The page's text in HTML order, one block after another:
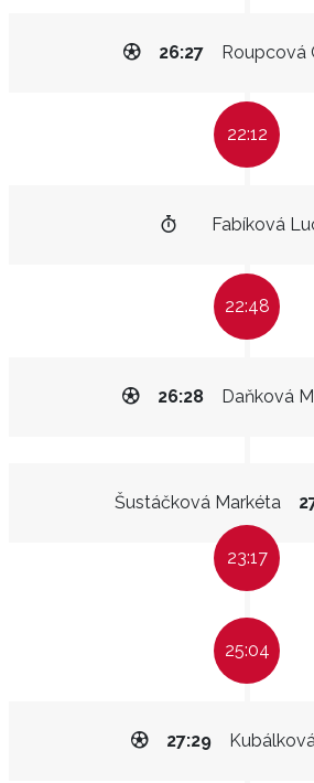
Roupcová
26:27
22:12
Fabíková
22:48
Daňková
26:28
Šustáčková Markéta
23:17
25:04
27:29